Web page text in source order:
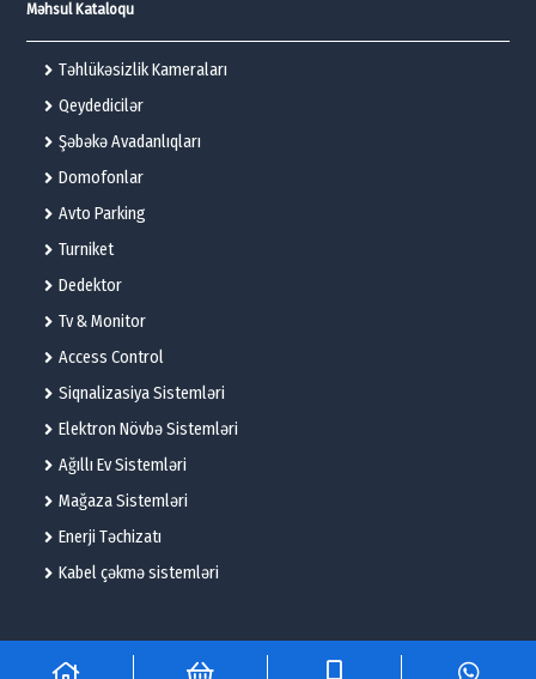
Məhsul Kataloqu
Təhlükəsizlik Kameraları
Qeydedicilər
Şəbəkə Avadanlıqları
Domofonlar
Avto Parking
Turniket
Dedektor
Tv & Monitor
Access Control
Siqnalizasiya Sistemləri
Elektron Növbə Sistemləri
Ağıllı Ev Sistemləri
Mağaza Sistemləri
Enerji Təchizatı
Kabel çəkmə sistemləri
© 2025 – Flame Technologies